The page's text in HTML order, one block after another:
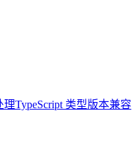
理TypeScript 类型版本兼容